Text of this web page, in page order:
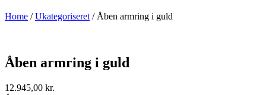
Home /Ukategoriseret / Åben armring i guld
Åben armring i guld
12.945,00 kr.